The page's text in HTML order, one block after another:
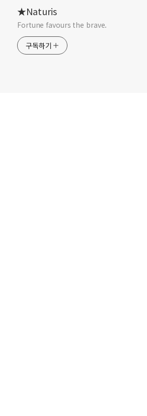
★Naturis
Fortune favours the brave.
구독하기